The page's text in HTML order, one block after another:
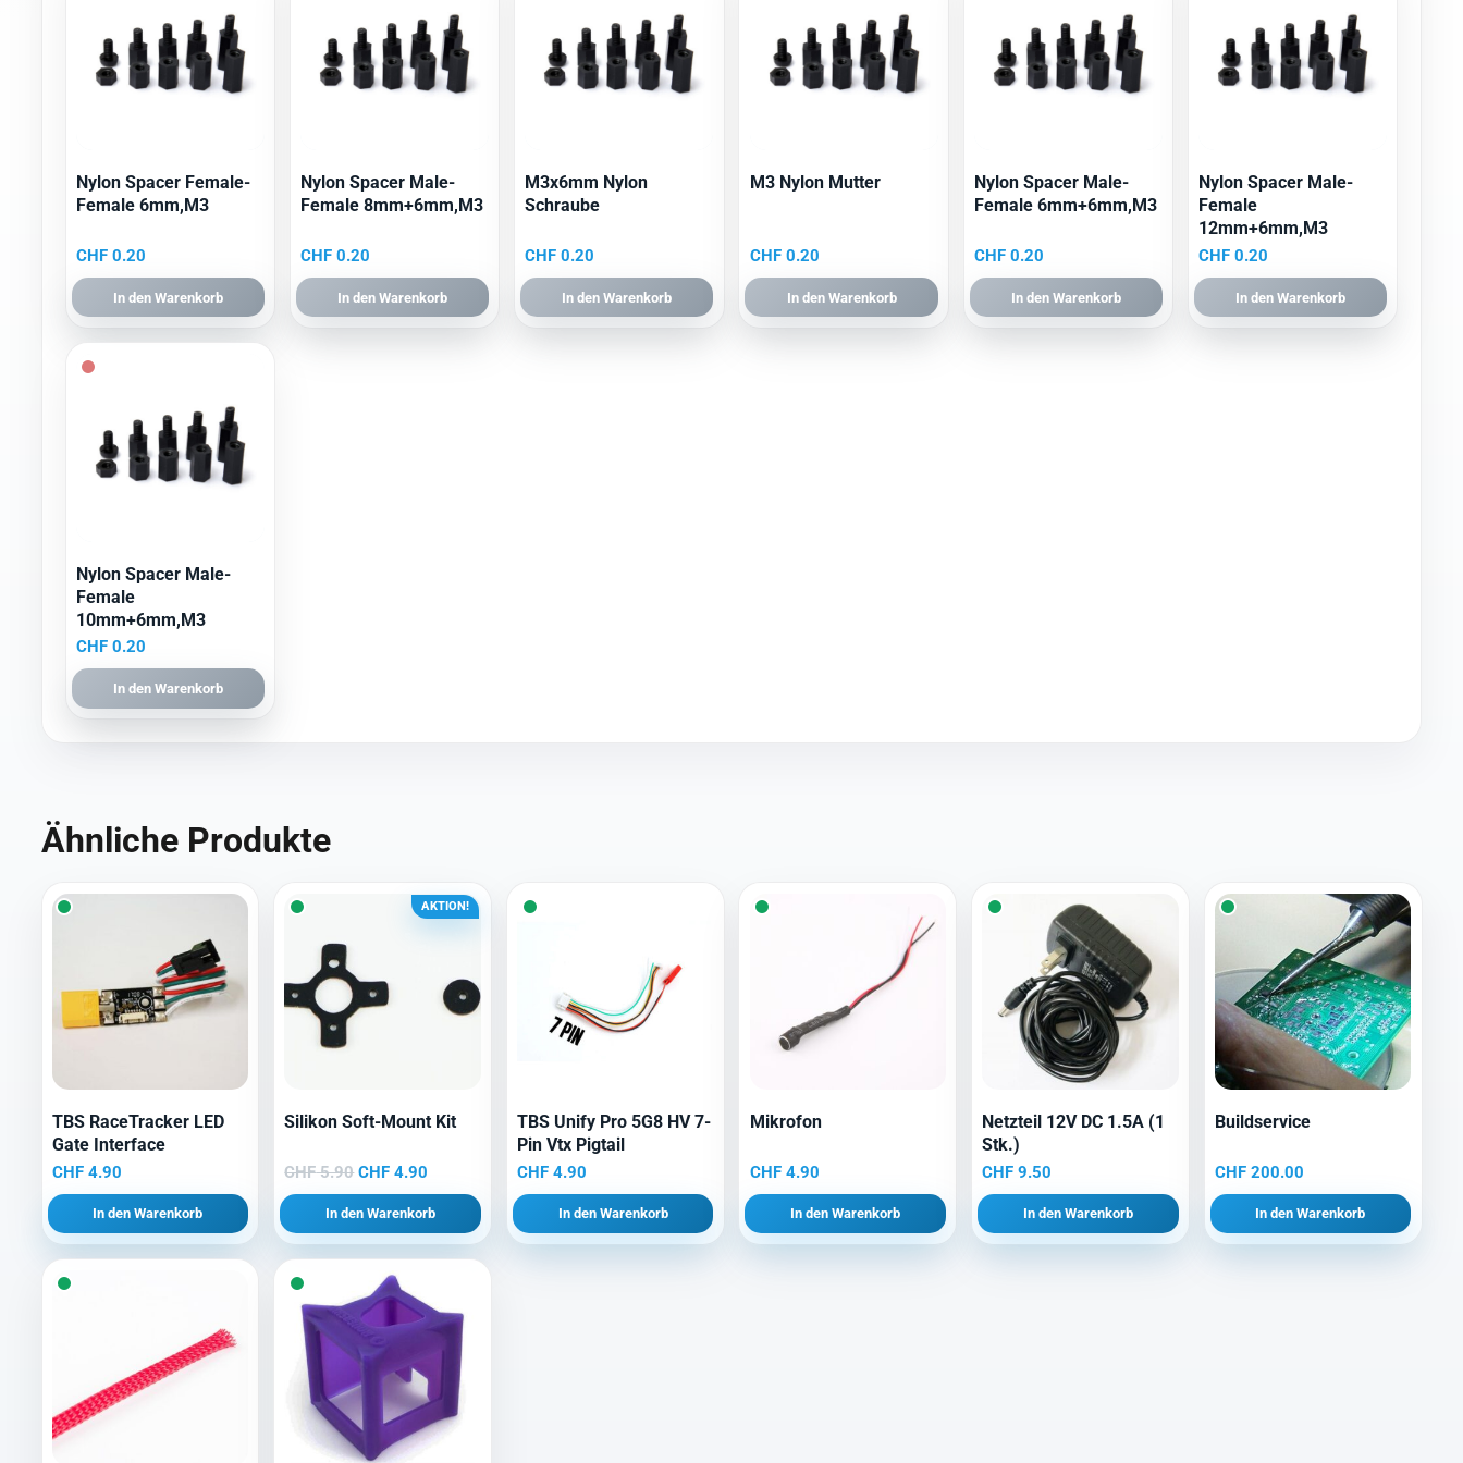
Nylon Spacer Female-
Female 6mm,M3
CHF0.20
In den Warenkorb
Nylon Spacer Male-
Female 8mm+6mm,M3
CHF 0.20
In den Warenkorb
M3x6mm Nylon
Schraube
CHF 0.20
In den Warenkorb
M3 Nylon Mutter
CHF0.20
In den Warenkorb
Nylon Spacer Male-
Female 6mm+6mm,M3
CHF0.20
In den Warenkorb
Nylon Spacer Male-
Female
12mm+6mm,M3
CHF 0.20
In den Warenkorb
Nylon Spacer Male-
Female
10mm+6mm,M3
CHF0.20
In den Warenkorb
Ähnliche Produkte
TBS RaceTracker LED
Gate Interface
CHF4.90
In den Warenkorb
AKTION!
Silikon Soft-Mount Kit
CHF5.90Ursprünglicher
Preis
war:
CHF 5.90
CHF 4.90
Preis
ist:
CHF 4.90.
In den Warenkorb
TBS Unify Pro 5G8 HV 7-
Pin Vtx Pigtail
CHF 4.90
In den Warenkorb
Mikrofon
CHF4.90
In den Warenkorb
Netzteil 12V DC 1.5A (1
Stk.)
CHF 9.50
In den Warenkorb
Buildservice
CHF200.00
In den Warenkorb